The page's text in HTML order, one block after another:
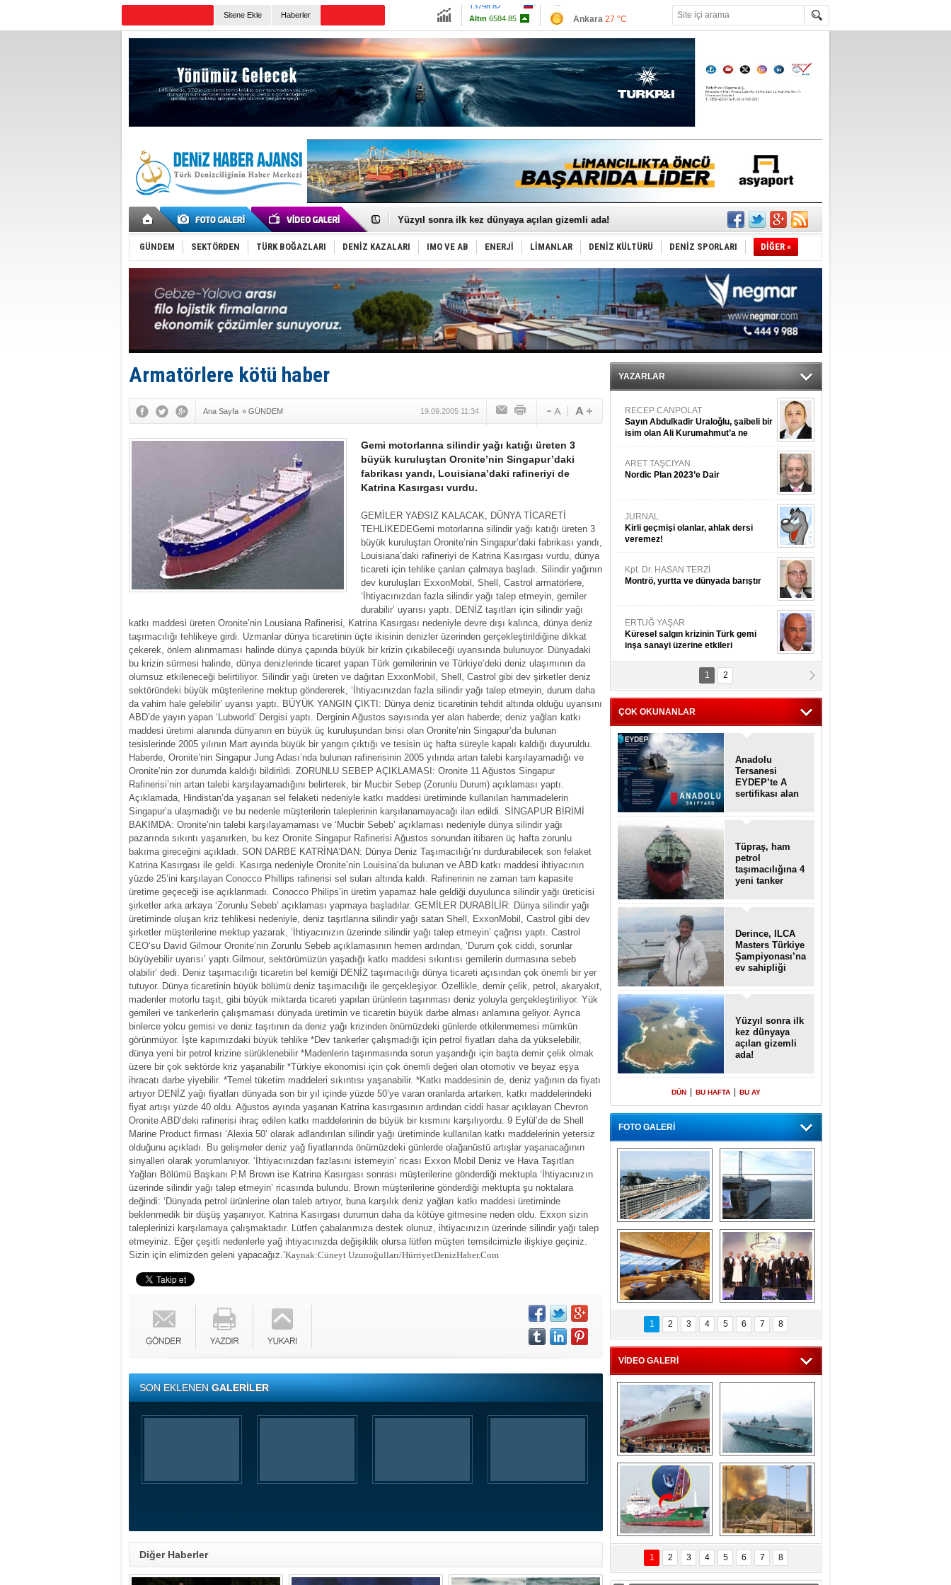
Sitene Ekle Haberler
Altın
6584.85
Euro54.9966
Ankara 27 °C
Antalya33 °C
Muğla 27 °C
Çanakkale 28 °C
35 milyon TL'lik tekne projesinde karar çıktı
Yüzyıl sonra ilk kez dünyaya açılan gizemli ada!
Anadolu Tersanesi EYDEP’te A sertifikası alan ilk tersane oldu
Derince, ILCA Masters Türkiye Şampiyonası’na ev sahipliği yapacak
Tüpraş, ham petrol taşımacılığına 4 yeni tanker daha ekliyor
İTU AUV, Dünya’da 2. oldu!
LNG taşımacılığında maliyetler katlandı
PROYAD, yat mürettebatı için yurt dışı harcı için düzenleme istiyor
Türkiye-Irak enerji hattında yeni dönem başlıyor
Türk Armatöre 'Uyuşturucu' tutuklaması!
Deniz turizminde yeni ‘Ceza Rejimi’!
DÖDER, 28. Dönem Yönetim Kurulu Başkanını seçti!
GÜNDEM SEKTÖRDEN TÜRK BOĞAZLARI DENİZ KAZALARI IMO VE AB ENERJİ LİMANLAR DENİZ KÜLTÜRÜ DENİZ SPORLARI DİĞER »
Armatörlere kötü haber
Ana Sayfa » GÜNDEM 19.09.2005 11:34
Gemi motorlarına silindir yağı katığı üreten 3
büyük kuruluştan Oronite’nin Singapur’daki
fabrikası yandı, Louisiana’daki rafineriyi de
Katrina Kasırgası vurdu.
GEMİLER YAÐSIZ KALACAK, DÜNYA TİCARETİ
TEHLİKEDEGemi motorlarına silindir yağı katığı üreten 3
büyük kuruluştan Oronite’nin Singapur’daki fabrikası yandı,
Louisiana’daki rafineriyi de Katrina Kasırgası vurdu, dünya
ticareti için tehlike çanları çalmaya başladı. Silindir yağının
dev kuruluşları ExxonMobil, Shell, Castrol armatörlere,
‘İhtiyacınızdan fazla silindir yağı talep etmeyin, gemiler
durabilir’ uyarısı yaptı. DENİZ taşıtları için silindir yağı
katkı maddesi üreten Oronite’nin Lousiana Rafinerisi, Katrina Kasırgası nedeniyle devre dışı kalınca, dünya deniz
taşımacılığı tehlikeye girdi. Uzmanlar dünya ticaretinin üçte ikisinin denizler üzerinden gerçekleştirildiğine dikkat
çekerek, önlem alınmaması halinde dünya çapında büyük bir krizin çıkabileceği uyarısında bulunuyor. Dünyadaki
bu krizin sürmesi halinde, dünya denizlerinde ticaret yapan Türk gemilerinin ve Türkiye’deki deniz ulaşımının da
olumsuz etkileneceği belirtiliyor. Silindir yağı üreten ve dağıtan ExxonMobil, Shell, Castrol gibi dev şirketler deniz
sektöründeki büyük müşterilerine mektup göndererek, ‘İhtiyacınızdan fazla silindir yağı talep etmeyin, durum daha
da vahim hale gelebilir’ uyarısı yaptı. BÜYÜK YANGIN ÇIKTI: Dünya deniz ticaretinin tehdit altında olduğu uyarısını
ABD’de yayın yapan ‘Lubworld’ Dergisi yaptı. Derginin Ağustos sayısında yer alan haberde; deniz yağları katkı
maddesi üretimi alanında dünyanın en büyük üç kuruluşundan birisi olan Oronite’nin Singapur’da bulunan
tesislerinde 2005 yılının Mart ayında büyük bir yangın çıktığı ve tesisin üç hafta süreyle kapalı kaldığı duyuruldu.
Haberde, Oronite’nin Singapur Jung Adası’nda bulunan rafinerisinin 2005 yılında artan talebi karşılayamadığı ve
Oronite’nin zor durumda kaldığı bildirildi. ZORUNLU SEBEP AÇIKLAMASI: Oronite 11 Ağustos Singapur
Rafinerisi’nin artan talebi karşılayamadığını belirterek, bir Mucbir Sebep (Zorunlu Durum) açıklaması yaptı.
Açıklamada, Hindistan’da yaşanan sel felaketi nedeniyle katkı maddesi üretiminde kullanılan hammadelerin
Singapur’a ulaşmadığı ve bu nedenle müşterilerin taleplerinin karşılanamayacağı ilan edildi. SİNGAPUR BİRİMİ
BAKIMDA: Oronite’nin talebi karşılayamaması ve ‘Mucbir Sebeb’ açıklaması nedeniyle dünya silindir yağı
pazarında sıkıntı yaşanırken, bu kez Oronite Singapur Rafinerisi Ağustos sonundan itibaren üç hafta zorunlu
bakıma gireceğini açıkladı. SON DARBE KATRİNA’DAN: Dünya Deniz Taşımacılığı’nı durdurabilecek son felaket
Katrina Kasırgası ile geldi. Kasırga nedeniyle Oronite’nin Louisina’da bulunan ve ABD katkı maddesi ihtiyacının
yüzde 25’ini karşılayan Conocco Phillips rafinerisi sel suları altında kaldı. Rafinerinin ne zaman tam kapasite
üretime geçeceği ise açıklanmadı. Conocco Philips’in üretim yapamaz hale geldiği duyulunca silindir yağı üreticisi
şirketler arka arkaya ‘Zorunlu Sebeb’ açıklaması yapmaya başladılar. GEMİLER DURABİLİR: Dünya silindir yağı
üretiminde oluşan kriz tehlikesi nedeniyle, deniz taşıtlarına silindir yağı satan Shell, ExxonMobil, Castrol gibi dev
şirketler müşterilerine mektup yazarak, ‘İhtiyacınızın üzerinde silindir yağı talep etmeyin’ çağrısı yaptı. Castrol
CEO’su David Gilmour Oronite’nin Zorunlu Sebeb açıklamasının hemen ardından, ‘Durum çok ciddi, sorunlar
büyüyebilir uyarısı’ yaptı.Gilmour, sektörümüzün yaşadığı katkı maddesi sıkıntısı gemilerin durmasına sebeb
olabilir’ dedi. Deniz taşımacılığı ticaretin bel kemiği DENİZ taşımacılığı dünya ticareti açısından çok önemli bir yer
tutuyor. Dünya ticaretinin büyük bölümü deniz taşımacılığı ile gerçekleşiyor. Özellikle, demir çelik, petrol, akaryakıt,
madenler motorlu taşıt, gibi büyük miktarda ticareti yapılan ürünlerin taşınması deniz yoluyla gerçekleştiriliyor. Yük
gemileri ve tankerlerin çalışmaması dünyada üretimin ve ticaretin büyük darbe alması anlamına geliyor. Ayrıca
binlerce yolcu gemisi ve deniz taşıtının da deniz yağı krizinden önümüzdeki günlerde etkilenmemesi mümkün
görünmüyor. İşte kapımızdaki büyük tehlike *Dev tankerler çalışmadığı için petrol fiyatları daha da yükselebilir,
dünya yeni bir petrol krizine sürüklenebilir *Madenlerin taşınmasında sorun yaşandığı için başta demir çelik olmak
üzere bir çok sektörde kriz yaşanabilir *Türkiye ekonomisi için çok önemli değeri olan otomotiv ve beyaz eşya
ihracatı darbe yiyebilir. *Temel tüketim maddeleri sıkıntısı yaşanabilir. *Katkı maddesinin de, deniz yağının da fiyatı
artıyor DENİZ yağı fiyatları dünyada son bir yıl içinde yüzde 50’ye varan oranlarda artarken, katkı maddelerindeki
fiyat artışı yüzde 40 oldu. Ağustos ayında yaşanan Katrina kasırgasının ardından ciddi hasar açıklayan Chevron
Oronite ABD’deki rafinerisi ihraç edilen katkı maddelerinin de büyük bir kısmını karşılıyordu. 9 Eylül’de de Shell
Marine Product firması ‘Alexia 50’ olarak adlandırılan silindir yağı üretiminde kullanılan katkı maddelerinin yetersiz
olduğunu açıkladı. Bu gelişmeler deniz yağ fiyatlarında önümüzdeki günlerde olağanüstü artışlar yaşanacağının
sinyalleri olarak yorumlanıyor. ‘İhtiyacınızdan fazlasını istemeyin’ ricası Exxon Mobil Deniz ve Hava Taşıtları
Yağları Bölümü Başkanı P.M Brown ise Katrina Kasırgası sonrası müşterilerine gönderdiği mektupla ‘İhtiyacınızın
üzerinde silindir yağı talep etmeyin’ ricasında bulundu. Brown müşterilerine gönderdiği mektupta şu noktalara
değindi: ‘Dünyada petrol ürünlerine olan taleb artıyor, buna karşılık deniz yağları katkı maddesi üretiminde
beklenmedik bir düşüş yaşanıyor. Katrina Kasırgası durumun daha da kötüye gitmesine neden oldu. Exxon sizin
taleplerinizi karşılamaya çalışmaktadır. Lütfen çabalarımıza destek olunuz, ihtiyacınızın üzerinde silindir yağı talep
etmeyiniz. Eğer çeşitli nedenlerle yağ ihtiyacınızda değişiklik olursa lütfen müşteri temsilcimizle ilişkiye geçiniz.
Sizin için elimizden geleni yapacağız.’Kaynak:Cüneyt Uzunoğulları/HürriyetDenizHaber.Com
SON EKLENENGALERİLER
Diğer Haberler
YAZARLAR
RECEP CANPOLAT
Sayın Abdulkadir Uraloğlu, şaibeli bir
isim olan Ali Kurumahmut’a ne
danışıyorsunuz?
ARET TAŞCIYAN
Nordic Plan 2023’e Dair
JURNAL
Kirli geçmişi olanlar, ahlak dersi
veremez!
Kpt. Dr. HASAN TERZİ
Montrö, yurtta ve dünyada barıştır
ERTUĞ YAŞAR
Küresel salgın krizinin Türk gemi
inşa sanayi üzerine etkileri
Kpt. MESUT AZMİ GÖKSOY
ithafen...
1 2
ÇOK OKUNANLAR
Anadolu
Tersanesi
EYDEP’te A
sertifikası alan
Tüpraş, ham
petrol
taşımacılığına 4
yeni tanker
Derince, ILCA
Masters Türkiye
Şampiyonası’na
ev sahipliği
Yüzyıl sonra ilk
kez dünyaya
açılan gizemli
ada!
DÜN BU HAFTA BU AY
FOTO GALERİ
“Gemi içinde gemi”
konsepti ile MSC
Splendida
Dünyada tek!
Denizaltı yüzer
havuzu intikal
seyrine başladı
MSC'den 55 milyon
euroluk turizm geliri
müjdesi
5. Bosphorus Ship
Brokers Dinner,
İstanbul’da yapıldı
1 2 3 4 5 6 7 8
VİDEO GALERİ
Çeksan Tersanesi,
Başaran Bayrak
tankerini suya
indirdi
TCG Anadolu,
tersane teknik
seyrini tamamladı
Göçmenlerin
imdadına Türk
sahipli MINA DENIZ
yetişti
Milas’taki yangın
yeniden termik
santrallere doğru
ilerliyor
1 2 3 4 5 6 7 8